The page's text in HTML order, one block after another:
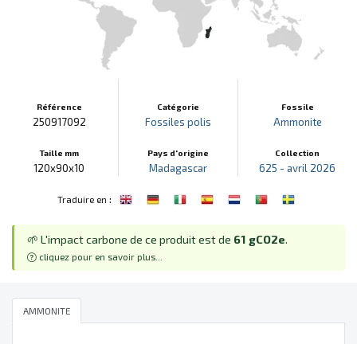
Référence
250917092
Taille mm
120x90x10
Catégorie
Fossiles polis
Pays d'origine
Madagascar
Fossile
Ammonite
Collection
625 - avril 2026
Traduire en :
🌱 L'impact carbone de ce produit est de 61 gCO2e.
cliquez pour en savoir plus...
AMMONITE